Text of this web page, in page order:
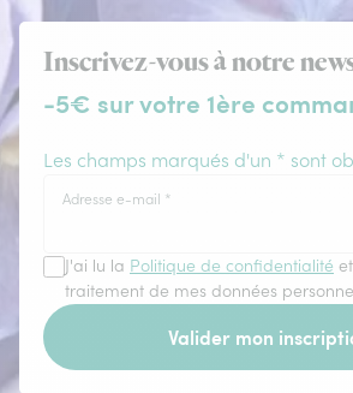
Inscrivez-vous à notre
-5€ sur votre 1ère
Les champs marqués d'un * sont
Adresse e-mail *
J'ai lu la Politique de confidentialité
traitement de mes données
Valider mon